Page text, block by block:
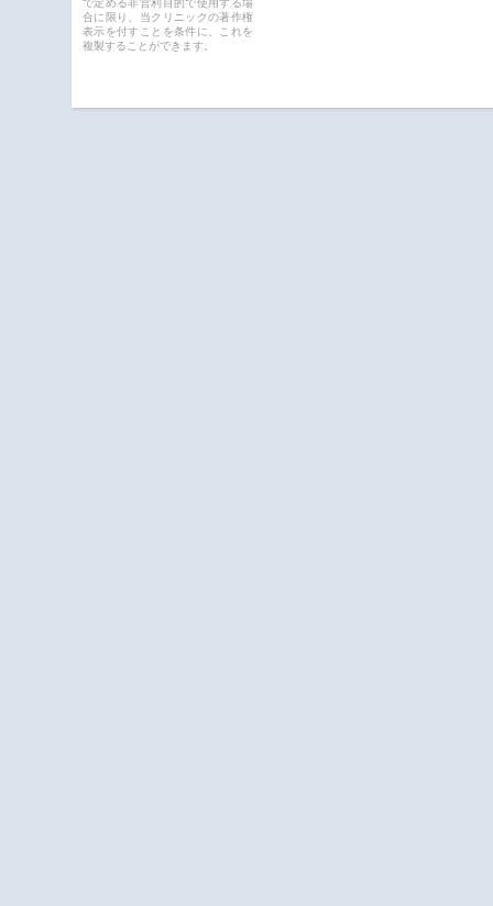
で定める非営利目的で使用する場
合に限り、当クリニックの著作権
表示を付すことを条件に、これを
複製することができます。